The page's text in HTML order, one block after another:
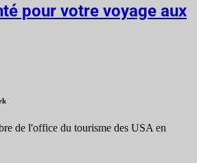
pour votre voyage aux
de l'office du tourisme des USA en